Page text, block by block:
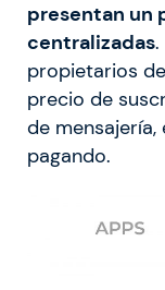
presentan un
centralizadas.
propietarios
precio de
de
pagando.